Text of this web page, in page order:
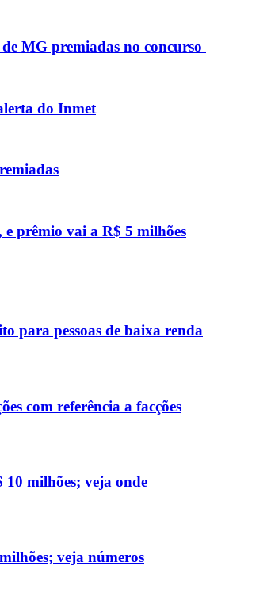
MG premiadas no concurso
do Inmet
e prêmio vai a R$ 5 milhões
para pessoas de baixa renda
com referência a facções
milhões; veja onde
veja números